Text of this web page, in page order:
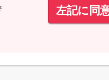
左記に同